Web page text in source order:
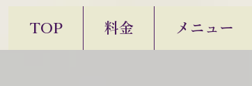
TOP 料金 メニュー